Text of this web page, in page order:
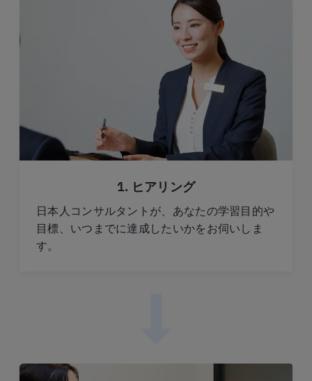
1. ヒアリング
日本人コンサルタントが、あなたの学習目的や
目標、いつまでに達成したいかをお伺いしま
す。